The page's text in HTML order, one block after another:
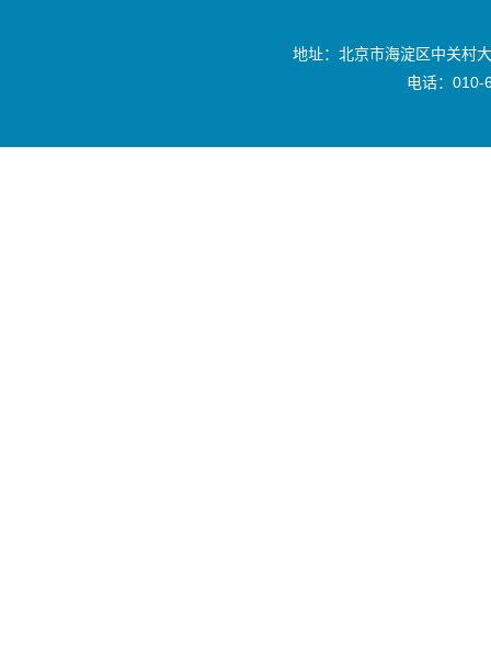
地址：北京市海淀区中关村
电话：